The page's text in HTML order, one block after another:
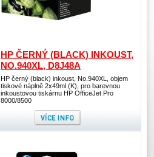
HP ČERNÝ (BLACK) INKOUST,
NO.940XL, D8J48A
HP černý (black) inkoust, No.940XL, objem
tiskové náplně 2x49ml (K), pro barevnou
inkoustovou tiskárnu HP OfficeJet Pro
8000/8500